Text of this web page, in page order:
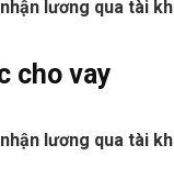
lương qua tài
cho vay
lương qua tài